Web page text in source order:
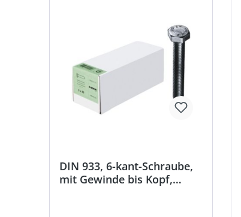
DIN 933, 6-kant-Schraube,
mit Gewinde bis Kopf,